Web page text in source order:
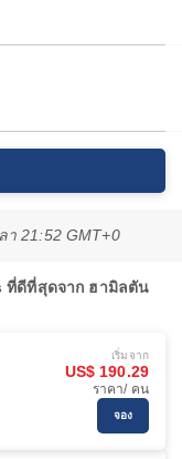
า 21:52 GMT+0
ที่ดีที่สุดจาก ฮามิลตัน
เริ่มจาก
US$ 190.29
ราคา/ คน
จอง